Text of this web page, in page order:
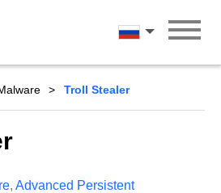
Русский
Troll Stealer
, Advanced Persistent